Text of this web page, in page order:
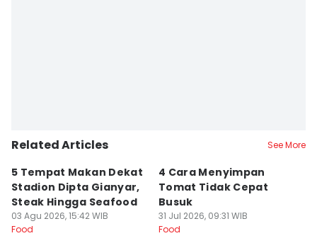
Related Articles See More
5 Tempat Makan Dekat
Stadion Dipta Gianyar,
Steak Hingga Seafood
03 Agu 2026, 15:42 WIB
Food
4 Cara Menyimpan
Tomat Tidak Cepat
Busuk
31 Jul 2026, 09:31 WIB
Food